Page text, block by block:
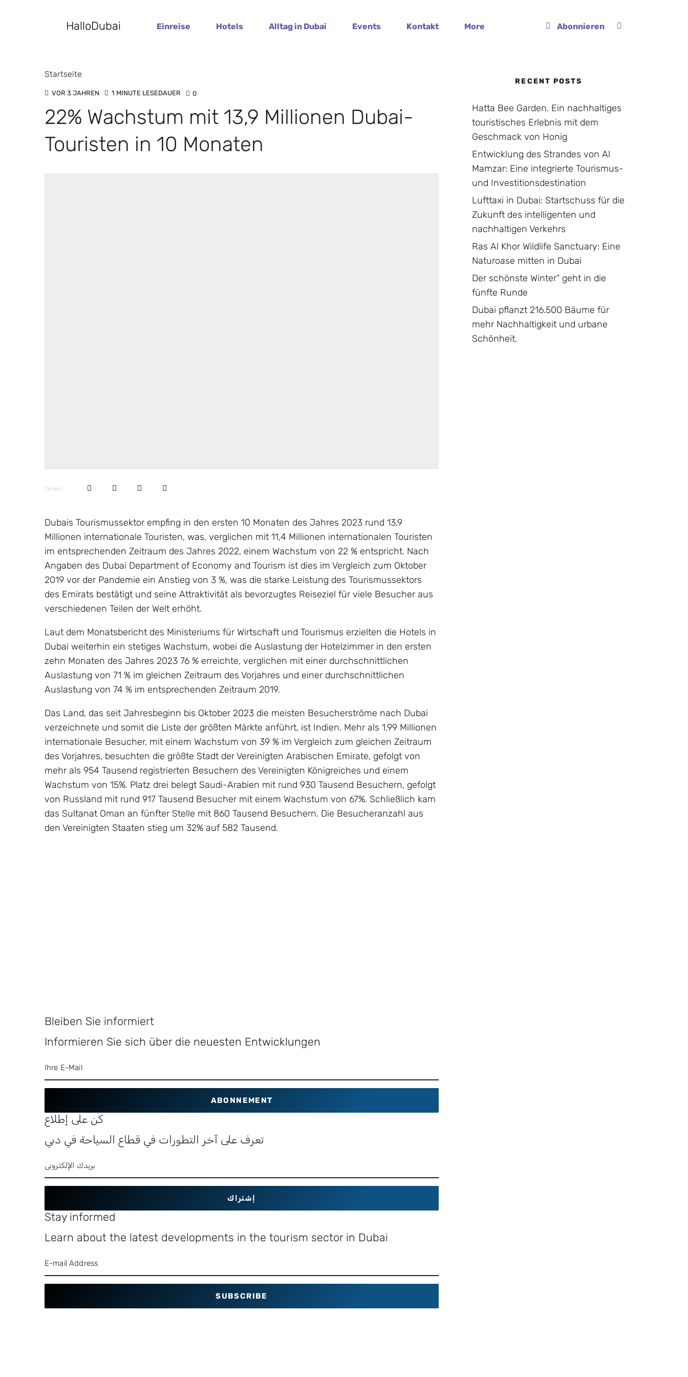
HalloDubai Einreise Hotels Alltag in Dubai Events Kontakt More Abonnieren
Startseite
VOR 3 JAHREN 1 MINUTE LESEDAUER 0
22% Wachstum mit 13,9 Millionen Dubai-
Touristen in 10 Monaten
Teilen
Dubais Tourismussektor empfing in den ersten 10 Monaten des Jahres 2023 rund 13,9
Millionen internationale Touristen, was, verglichen mit 11,4 Millionen internationalen Touristen
im entsprechenden Zeitraum des Jahres 2022, einem Wachstum von 22 % entspricht. Nach
Angaben des Dubai Department of Economy and Tourism ist dies im Vergleich zum Oktober
2019 vor der Pandemie ein Anstieg von 3 %, was die starke Leistung des Tourismussektors
des Emirats bestätigt und seine Attraktivität als bevorzugtes Reiseziel für viele Besucher aus
verschiedenen Teilen der Welt erhöht.
Laut dem Monatsbericht des Ministeriums für Wirtschaft und Tourismus erzielten die Hotels in
Dubai weiterhin ein stetiges Wachstum, wobei die Auslastung der Hotelzimmer in den ersten
zehn Monaten des Jahres 2023 76 % erreichte, verglichen mit einer durchschnittlichen
Auslastung von 71 % im gleichen Zeitraum des Vorjahres und einer durchschnittlichen
Auslastung von 74 % im entsprechenden Zeitraum 2019.
Das Land, das seit Jahresbeginn bis Oktober 2023 die meisten Besucherströme nach Dubai
verzeichnete und somit die Liste der größten Märkte anführt, ist Indien. Mehr als 1,99 Millionen
internationale Besucher, mit einem Wachstum von 39 % im Vergleich zum gleichen Zeitraum
des Vorjahres, besuchten die größte Stadt der Vereinigten Arabischen Emirate, gefolgt von
mehr als 954 Tausend registrierten Besuchern des Vereinigten Königreiches und einem
Wachstum von 15%. Platz drei belegt Saudi-Arabien mit rund 930 Tausend Besuchern, gefolgt
von Russland mit rund 917 Tausend Besucher mit einem Wachstum von 67%. Schließlich kam
das Sultanat Oman an fünfter Stelle mit 860 Tausend Besuchern. Die Besucheranzahl aus
den Vereinigten Staaten stieg um 32% auf 582 Tausend.
Bleiben Sie informiert
Informieren Sie sich über die neuesten Entwicklungen
ABONNEMENT
كن على إطلاع
تعرف على آخر التطورات في قطاع السياحة في دبي
إشتراك
Stay informed
Learn about the latest developments in the tourism sector in Dubai
SUBSCRIBE
RECENT POSTS
Hatta Bee Garden. Ein nachhaltiges
touristisches Erlebnis mit dem
Geschmack von Honig
Entwicklung des Strandes von Al
Mamzar: Eine integrierte Tourismus-
und Investitionsdestination
Lufttaxi in Dubai: Startschuss für die
Zukunft des intelligenten und
nachhaltigen Verkehrs
Ras Al Khor Wildlife Sanctuary: Eine
Naturoase mitten in Dubai
Der schönste Winter“ geht in die
fünfte Runde
Dubai pflanzt 216.500 Bäume für
mehr Nachhaltigkeit und urbane
Schönheit.